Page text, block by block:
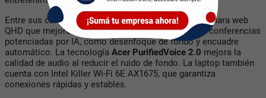
Entre sus características, laSwift Goincluye una cámara web
QHD que mejora la calidad de video y funciones de conferencias
potenciadas por IA, como desenfoque de fondo y encuadre
automático. La tecnología Acer PurifiedVoice 2.0 mejora la
calidad de audio al reducir el ruido de fondo. La laptop también
cuenta con Intel Killer Wi-Fi 6E AX1675, que garantiza
conexiones rápidas y estables.